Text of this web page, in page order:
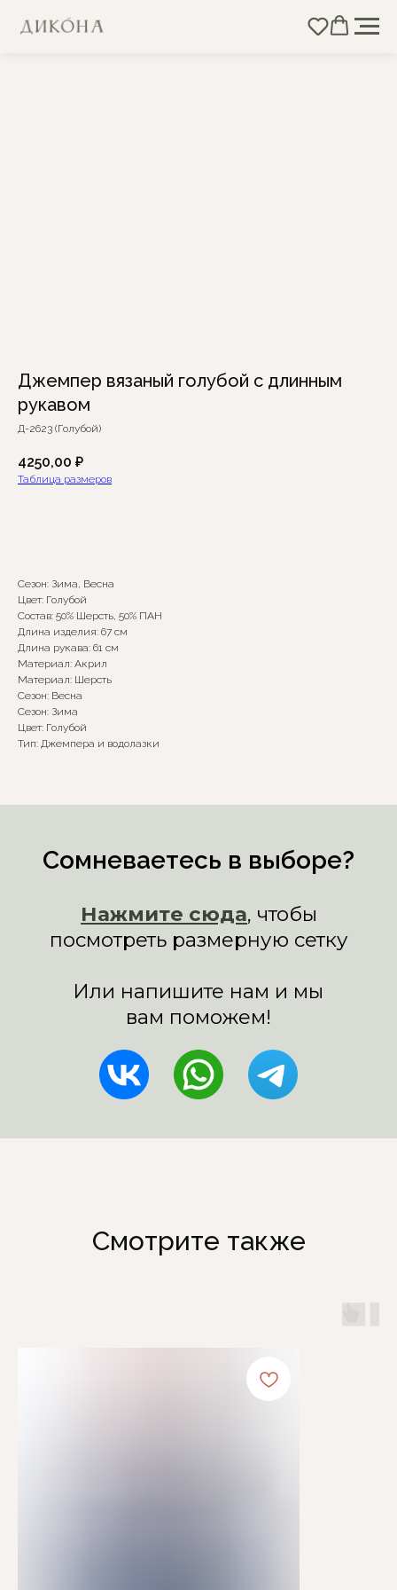
Джемпер вязаный голубой с длинным
рукавом
Д-2623 (Голубой)
4250,00 ₽
Таблица размеров
Сезон: Зима, Весна
Цвет: Голубой
Состав: 50% Шерсть, 50% ПАН
Длина изделия: 67 см
Длина рукава: 61 см
Материал: Акрил
Материал: Шерсть
Сезон: Весна
Сезон: Зима
Цвет: Голубой
Тип: Джемпера и водолазки
Сомневаетесь в выборе?
Нажмите сюда
посмотреть размерную сетку
Или напишите нам и мы
Смотрите также